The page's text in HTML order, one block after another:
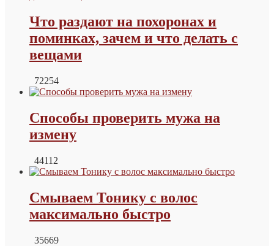
Что раздают на похоронах и
поминках, зачем и что делать с
вещами
72254
Способы проверить мужа на
измену
44112
Смываем Тонику с волос
максимально быстро
35669